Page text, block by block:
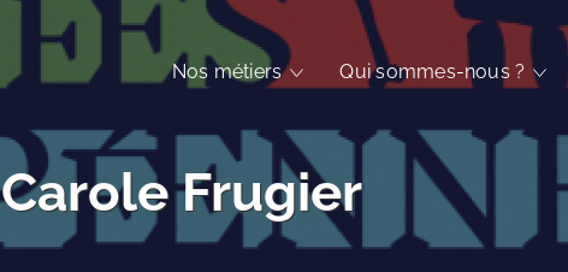
Nos métiers Qui sommes-nous ?
Carole Frugier